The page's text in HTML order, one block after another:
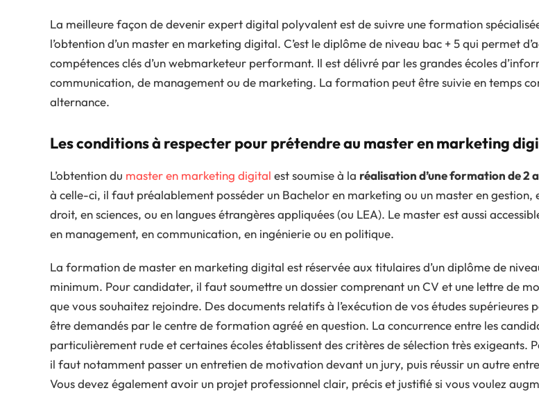
La meilleure façon de devenir expert digital polyvalent est de suivre une formation
l’obtention d’un master en marketing digital. C’est le diplôme de niveau bac + 5 qui permet
compétences clés d’un webmarketeur performant. Il est délivré par les grandes écoles
communication, de management ou de marketing. La formation peut être suivie en temps
alternance.
Les conditions à respecter pour prétendre au master en marketing
L’obtention du master en marketing digital est soumise à la réalisation d’une formation de 2
à celle-ci, il faut préalablement posséder un Bachelor en marketing ou un master en gestion,
droit, en sciences, ou en langues étrangères appliquées (ou LEA). Le master est aussi
en management, en communication, en ingénierie ou en politique.
La formation de master en marketing digital est réservée aux titulaires d’un diplôme de
minimum. Pour candidater, il faut soumettre un dossier comprenant un CV et une lettre de
que vous souhaitez rejoindre. Des documents relatifs à l’exécution de vos études supérieures
être demandés par le centre de formation agréé en question. La concurrence entre les
particulièrement rude et certaines écoles établissent des critères de sélection très exigeants.
il faut notamment passer un entretien de motivation devant un jury, puis réussir un autre
Vous devez également avoir un projet professionnel clair, précis et justifié si vous voulez